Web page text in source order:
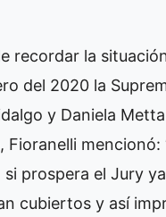
recordar la
del 2020 la
y Daniela
Fioranelli
prospera el Jury
cubiertos y así